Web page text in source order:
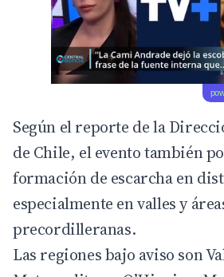
Según el reporte de la
de Chile, el evento también
formación de escarcha en
especialmente en valles y
precordilleranas.
Las regiones bajo aviso son